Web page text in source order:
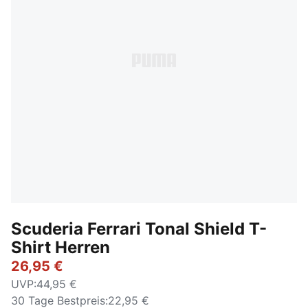
Scuderia Ferrari Tonal Shield T-
Shirt Herren
26,95 €
UVP:44,95 €
30 Tage Bestpreis:22,95 €